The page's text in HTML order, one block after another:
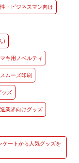
・ビジネスマン向け
)
キ用ノベルティ
スムーズ印刷
ッズ
業界向けグッズ
ートから人気グッズを